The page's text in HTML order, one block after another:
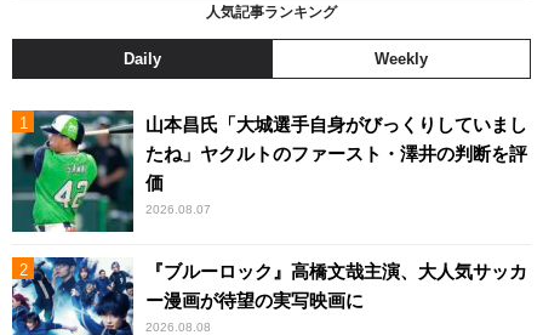
人気記事ランキング
Daily Weekly
山本昌氏「大城選手自身がびっくりしていまし
たね」ヤクルトのファースト・澤井の判断を評
価
2026.08.07
『ブルーロック』高橋文哉主演、大人気サッカ
ー漫画が待望の実写映画に
2026.08.08